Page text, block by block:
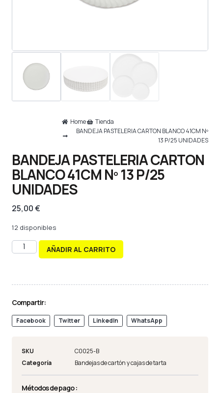
Home
Tienda
BANDEJA PASTELERIA CARTON BLANCO 41CM Nº
13 P/25 UNIDADES
BANDEJA PASTELERIA CARTON
BLANCO 41CM Nº 13 P/25
UNIDADES
25,00€
12 disponibles
AÑADIR AL CARRITO
Compartir:
Facebook Twitter LinkedIn WhatsApp
SKU
C0025-B
Categoría
Bandejas de cartón y cajas de tarta
Métodos de pago :